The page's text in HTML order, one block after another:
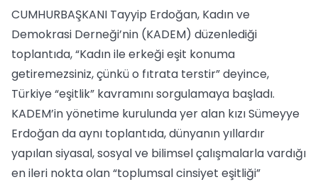
CUMHURBAŞKANI Tayyip Erdoğan, Kadın ve
Demokrasi Derneği’nin (KADEM) düzenlediği
toplantıda, “Kadın ile erkeği eşit konuma
getiremezsiniz, çünkü o fıtrata terstir” deyince,
Türkiye “eşitlik” kavramını sorgulamaya başladı.
KADEM’in yönetime kurulunda yer alan kızı Sümeyye
Erdoğan da aynı toplantıda, dünyanın yıllardır
yapılan siyasal, sosyal ve bilimsel çalışmalarla vardığı
en ileri nokta olan “toplumsal cinsiyet eşitliği”